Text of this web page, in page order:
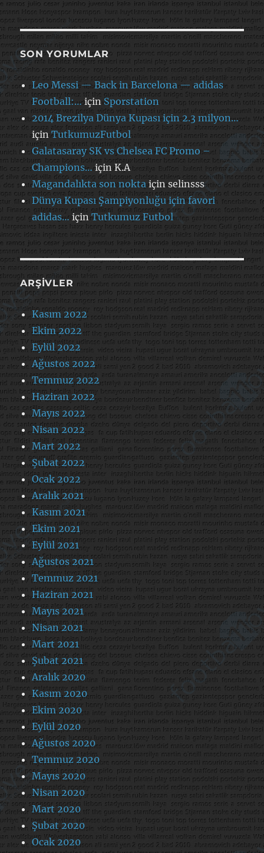
SON YORUMLAR
Leo Messi — Back in Barcelona — adidas
Football:…için Sporstation
2014 Brezilya Dünya Kupası için 2.3 milyon…
içinTutkumuzFutbol
Galatasaray SK vs Chelsea FC Promo –
Champions…içinK.A
Magandalıkta son nokta içinselinsss
Dünya Kupası Şampiyonluğu için favori
adidas… içinTutkumuz Futbol
ARŞIVLER
Kasım 2022
Ekim 2022
Eylül 2022
Ağustos 2022
Temmuz 2022
Haziran 2022
Mayıs 2022
Nisan 2022
Mart 2022
Şubat 2022
Ocak 2022
Aralık 2021
Kasım 2021
Ekim 2021
Eylül 2021
Ağustos 2021
Temmuz 2021
Haziran 2021
Mayıs 2021
Nisan 2021
Mart 2021
Şubat 2021
Aralık 2020
Kasım 2020
Ekim 2020
Eylül 2020
Ağustos 2020
Temmuz 2020
Mayıs 2020
Nisan 2020
Mart 2020
Şubat 2020
Ocak 2020